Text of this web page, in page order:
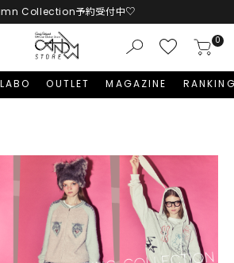
ID連携で1,000円OFFクーポンプレゼント
0
OUTLET MAGAZINE